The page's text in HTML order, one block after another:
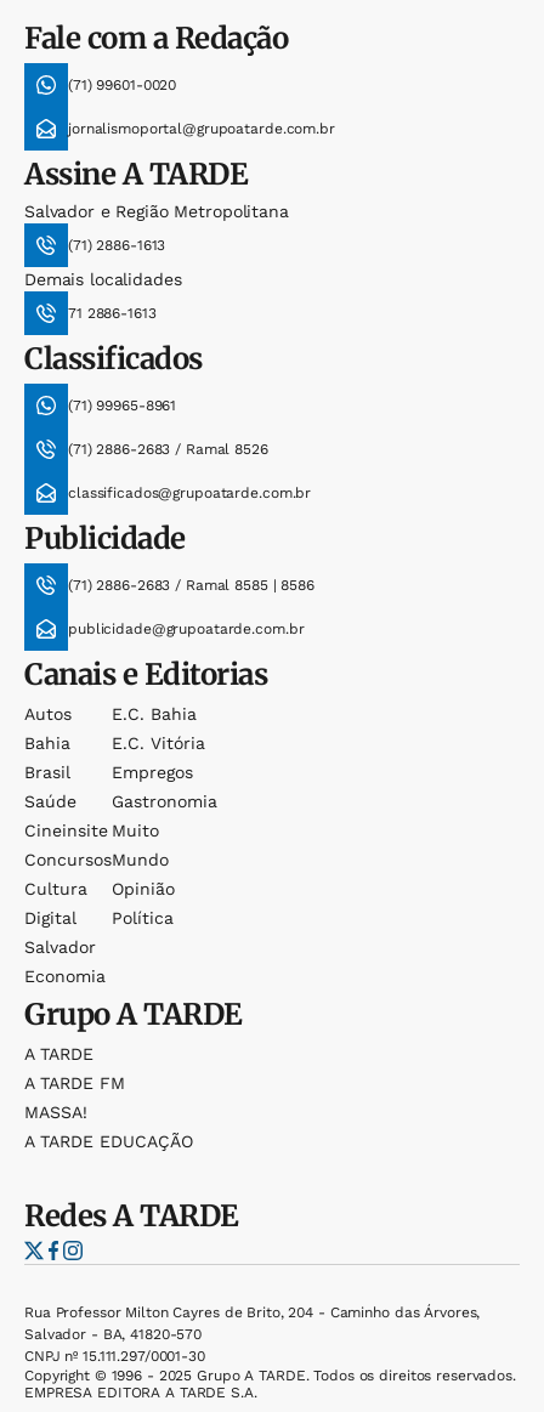
Fale com a Redação
(71) 99601-0020
jornalismoportal@grupoatarde.com.br
AssineA TARDE
Salvador e Região Metropolitana
(71) 2886-1613
Demais localidades
71 2886-1613
Classificados
(71) 99965-8961
(71) 2886-2683 / Ramal 8526
classificados@grupoatarde.com.br
Publicidade
(71) 2886-2683 / Ramal 8585 | 8586
publicidade@grupoatarde.com.br
Canais e Editorias
Autos
Bahia
Brasil
Saúde
Cineinsite
Concursos
Cultura
Digital
Salvador
Economia
E.c. Bahia
E.c. Vitória
Empregos
Gastronomia
Muito
Mundo
Opinião
Política
GrupoA TARDE
A TARDE
A TARDE FM
MASSA!
A TARDE EDUCAÇÃO
RedesA TARDE
Rua Professor Milton Cayres de Brito, 204 - Caminho das Árvores,
Salvador - BA, 41820-570
CNPJ nº 15.111.297/0001-30
Copyright © 1996 - 2025 Grupo A TARDE. Todos os direitos reservados.
EMPRESA EDITORA A TARDE S.A.